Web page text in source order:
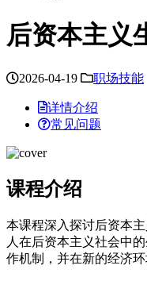
后资本主义
2026-04-19 职场技能
详情介绍
常见问题
课程介绍
本课程深入探讨后资本
人在后资本主义社会中
作机制，并在新的经济